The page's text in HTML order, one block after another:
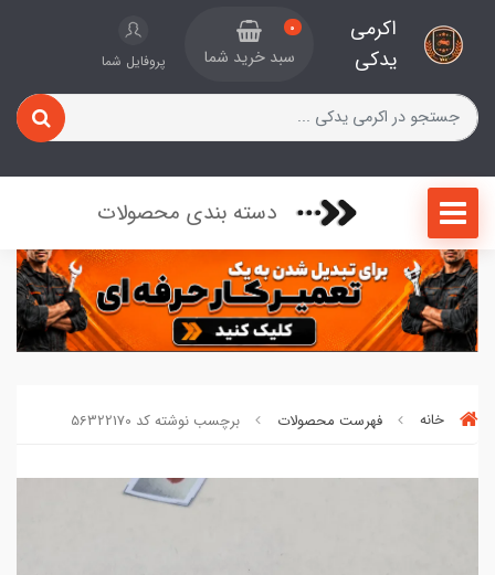
اکرمی
یدکی
0
سبد خرید شما پروفایل شما
دسته بندی محصولات
خانه فهرست محصولات برچسب نوشته کد 56322170